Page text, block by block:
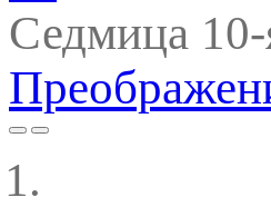
Седмица